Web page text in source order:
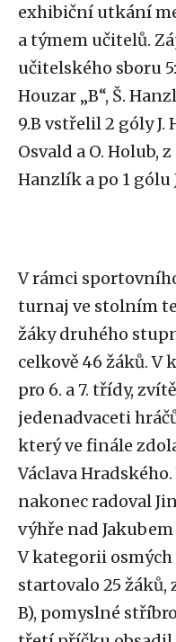
exhibiční utkání
a týmem učitelů.
učitelského sboru
Houzar „B“, Š.
9.B vstřelil 2 góly J.
Osvald a O. Holub,
Hanzlík a po 1 gólu
V rámci
turnaj ve stolním
žáky druhého
celkově 46 žáků. V
pro 6. a 7. třídy,
jedenadvaceti
který ve finále
Václava
nakonec radoval
výhře nad Jakubem
V kategorii
startovalo 25 žáků,
B), pomyslné